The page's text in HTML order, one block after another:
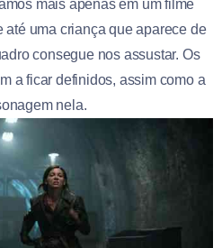
mais apenas em um filme
até uma criança que aparece de
consegue nos assustar. Os
a ficar definidos, assim como a
nela.